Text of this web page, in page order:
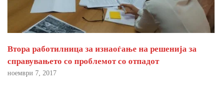
Втора работилница за изнаоѓање на решенија за
справувањето со проблемот со отпадот
ноември 7, 2017